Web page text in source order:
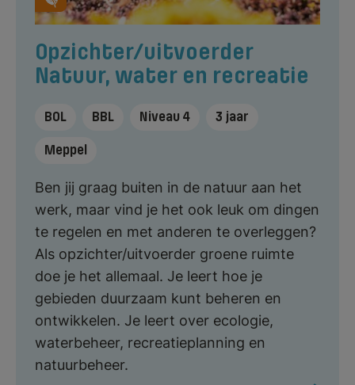
Opzichter/uitvoerder
Natuur, water en recreatie
BOL BBL Niveau 4 3 jaar
Meppel
Ben jij graag buiten in de natuur aan het
werk, maar vind je het ook leuk om dingen
te regelen en met anderen te overleggen?
Als opzichter/uitvoerder groene ruimte
doe je het allemaal. Je leert hoe je
gebieden duurzaam kunt beheren en
ontwikkelen. Je leert over ecologie,
waterbeheer, recreatieplanning en
natuurbeheer.